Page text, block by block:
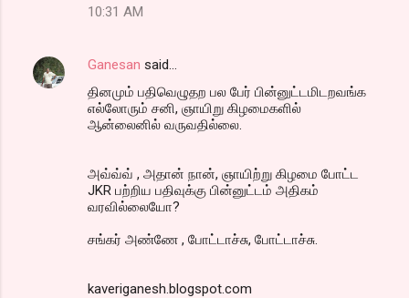
10:31 AM
Ganesan said…
தினமும் பதிவெழுதற பல பேர் பின்னுட்டமிடறவங்க
எல்லோரும் சனி, ஞாயிறு கிழமைகளில்
ஆன்லைனில் வருவதில்லை.
அவ்வ்வ் , அதான் நான், ஞாயிற்று கிழமை போட்ட
JKR பற்றிய பதிவுக்கு பின்னுட்டம் அதிகம்
வரவில்லையோ?
சங்கர் அண்ணே , போட்டாச்சு, போட்டாச்சு.
kaveriganesh.blogspot.com